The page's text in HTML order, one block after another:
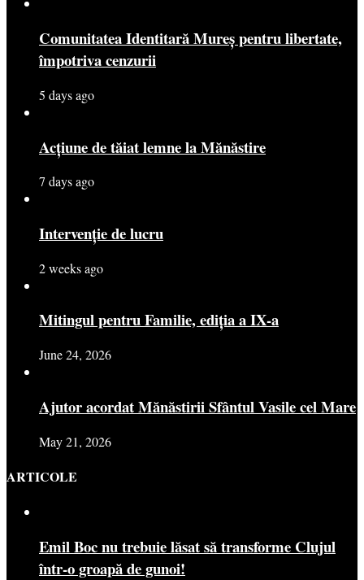
Comunitatea Identitară Mureș pentru libertate,
împotriva cenzurii
5 days ago
Acțiune de tăiat lemne la Mănăstire
7 days ago
Intervenție de lucru
2 weeks ago
Mitingul pentru Familie, ediția a IX-a
June 24, 2026
Ajutor acordat Mănăstirii Sfântul Vasile cel Mare
May 21, 2026
ARTICOLE
Emil Boc nu trebuie lăsat să transforme Clujul
într-o groapă de gunoi!